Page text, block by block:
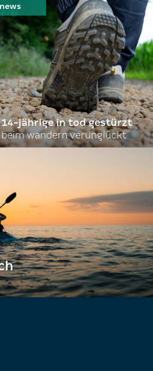
14-jährige in tod gestürzt
beim wandern verunglückt